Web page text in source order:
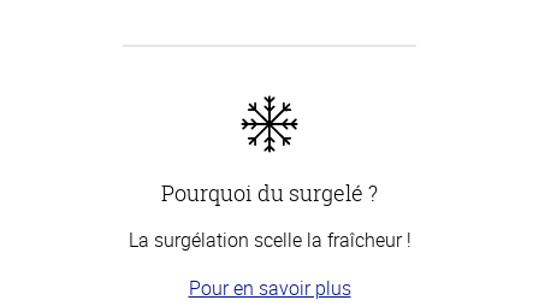
Pourquoi du surgelé ?
La surgélation scelle la fraîcheur !
Pour en savoir plus